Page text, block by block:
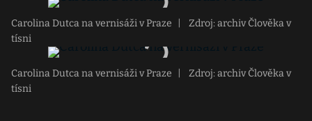
Carolina Dutca na vernisáži v Praze
Zdroj: archiv Člověka v
tísni
Carolina Dutca na vernisáži v Praze
Zdroj: archiv Člověka v
tísni